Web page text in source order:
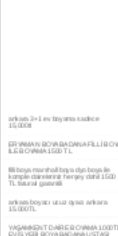
ERYAMAN BOYA BADANA FİLLİ BOYA
İLE BOYAMA 1500 TL
filli boya marshall boya dyo boya ile
komple daireleriniz herşey dahil 1500
ankara boyacı ucuz oyacı ankara
15.000TL
YAŞAMKENT DAİRE BOYAMA 1000TL
EV,İŞYERİ BOYA BADANA USTASI